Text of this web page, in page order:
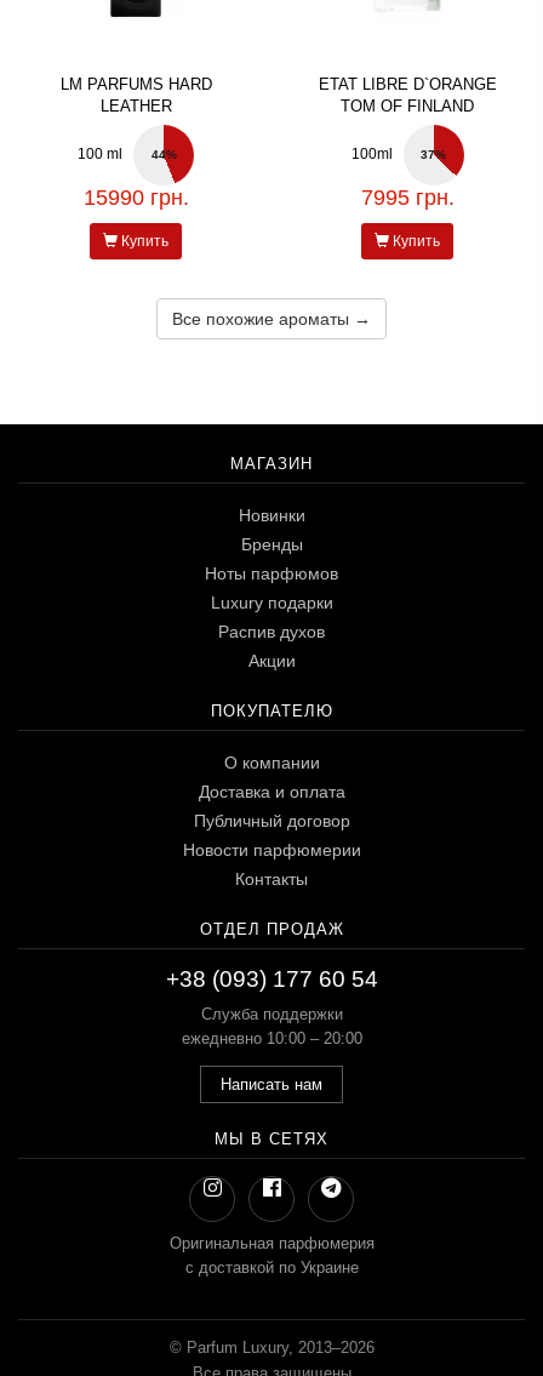
LM PARFUMS HARD
LEATHER
100 ml 44%
15990 грн.
Купить
ETAT LIBRE D`ORANGE
TOM OF FINLAND
100ml 37%
7995 грн.
Купить
Все похожие ароматы →
МАГАЗИН
Новинки
Бренды
Ноты парфюмов
Luxury подарки
Распив духов
Акции
ПОКУПАТЕЛЮ
О компании
Доставка и оплата
Публичный договор
Новости парфюмерии
Контакты
ОТДЕЛ ПРОДАЖ
+38 (093) 177 60 54
Служба поддержки
ежедневно 10:00 – 20:00
Написать нам
МЫ В СЕТЯХ
Оригинальная парфюмерия
с доставкой по Украине
© Parfum Luxury, 2013–2026